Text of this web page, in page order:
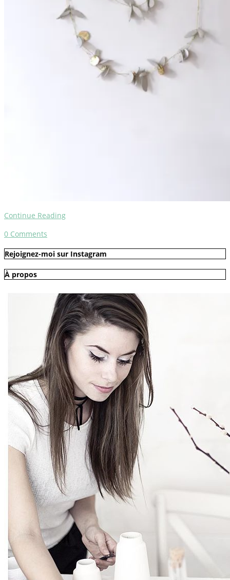
Continue Reading
0 Comments
Rejoignez-moi sur Instagram
À propos